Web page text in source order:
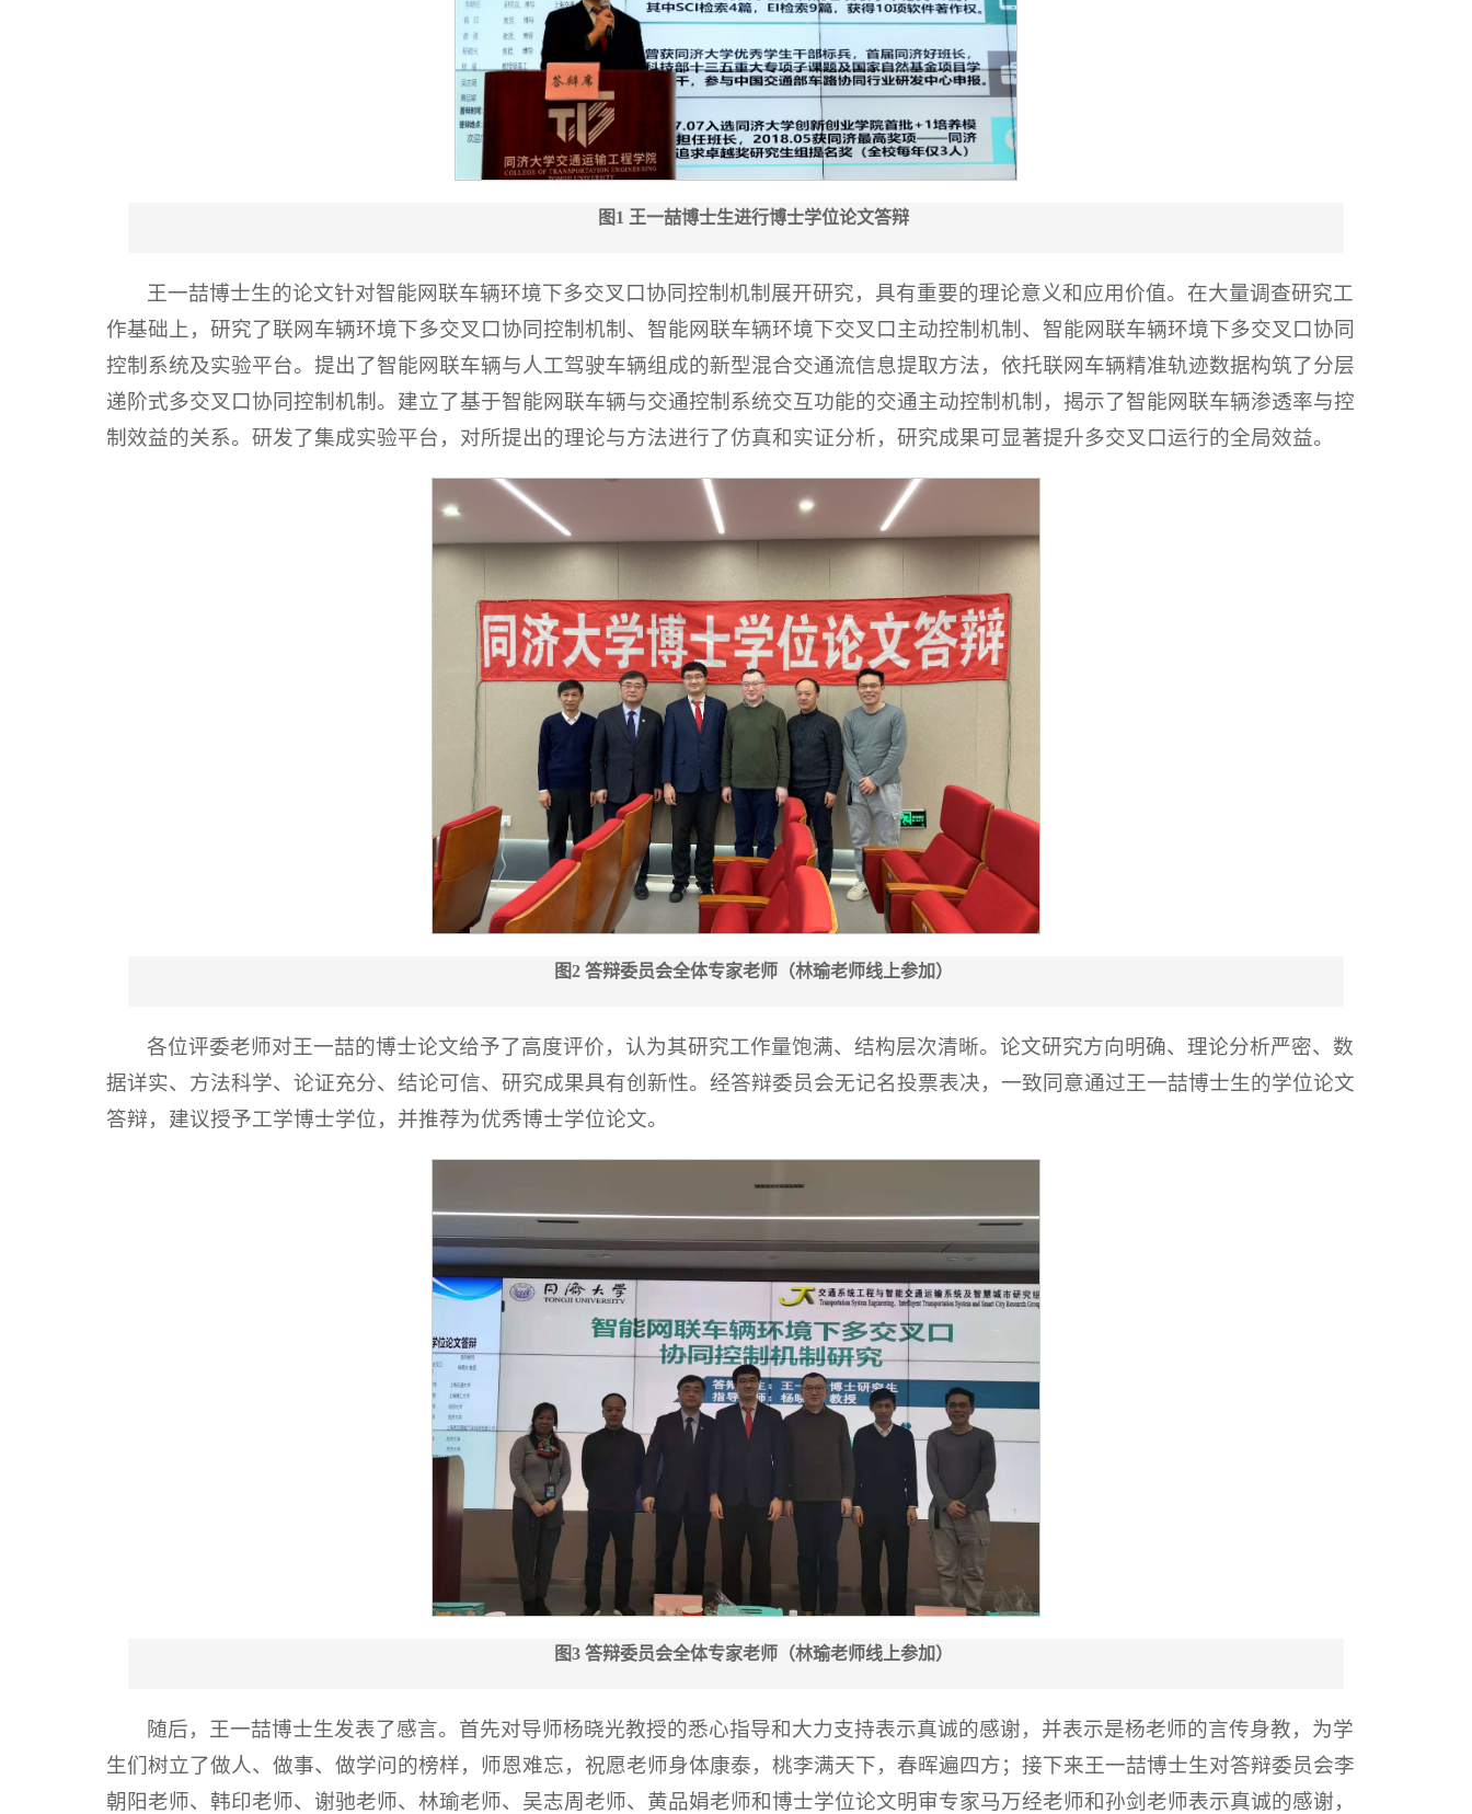
图1 王一喆博士生进行博士学位论文答辩
王一喆博士生的论文针对智能网联车辆环境下多交叉口协同控制机制展开研究，具有重要的理论意义和应用价值。在大量调查研究工
作基础上，研究了联网车辆环境下多交叉口协同控制机制、智能网联车辆环境下交叉口主动控制机制、智能网联车辆环境下多交叉口协同
控制系统及实验平台。提出了智能网联车辆与人工驾驶车辆组成的新型混合交通流信息提取方法，依托联网车辆精准轨迹数据构筑了分层
递阶式多交叉口协同控制机制。建立了基于智能网联车辆与交通控制系统交互功能的交通主动控制机制，揭示了智能网联车辆渗透率与控
制效益的关系。研发了集成实验平台，对所提出的理论与方法进行了仿真和实证分析，研究成果可显著提升多交叉口运行的全局效益。
图2 答辩委员会全体专家老师（林瑜老师线上参加）
各位评委老师对王一喆的博士论文给予了高度评价，认为其研究工作量饱满、结构层次清晰。论文研究方向明确、理论分析严密、数
据详实、方法科学、论证充分、结论可信、研究成果具有创新性。经答辩委员会无记名投票表决，一致同意通过王一喆博士生的学位论文
答辩，建议授予工学博士学位，并推荐为优秀博士学位论文。
图3 答辩委员会全体专家老师（林瑜老师线上参加）
随后，王一喆博士生发表了感言。首先对导师杨晓光教授的悉心指导和大力支持表示真诚的感谢，并表示是杨老师的言传身教，为学
生们树立了做人、做事、做学问的榜样，师恩难忘，祝愿老师身体康泰，桃李满天下，春晖遍四方；接下来王一喆博士生对答辩委员会李
朝阳老师、韩印老师、谢驰老师、林瑜老师、吴志周老师、黄品娟老师和博士学位论文明审专家马万经老师和孙剑老师表示真诚的感谢，